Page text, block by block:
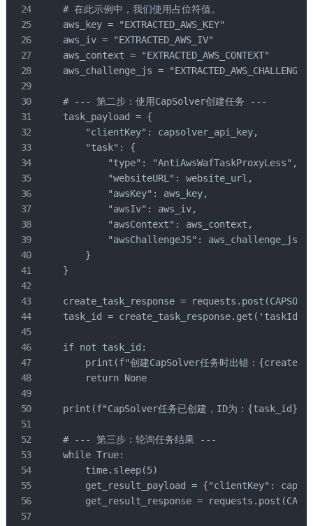
    # 在此示例中，我们使用占位符值。
    aws_key = "EXTRACTED_AWS_KEY"
    aws_iv = "EXTRACTED_AWS_IV"
    aws_context = "EXTRACTED_AWS_CONTEXT"
aws_challenge_js =
    # --- 第二步：使用CapSolver创建任务 ---
    task_payload = {
        "clientKey": capsolver_api_key,
        "task": {
            "type": "AntiAwsWafTaskProxyLess",
            "websiteURL": website_url,
            "awsKey": aws_key,
            "awsIv": aws_iv,
            "awsContext": aws_context,
            "awsChallengeJS": aws_challenge_js
        }
    }
create_task_response =
    task_id = create_task_response.get('taskId')
    if not task_id:
print(f"创建CapSolver任务时出错：
        return None
    print(f"CapSolver任务已创建，ID为：{task_id}")
    # --- 第三步：轮询任务结果 ---
    while True:
        time.sleep(5)
get_result_payload = {"clientKey":
get_result_response =